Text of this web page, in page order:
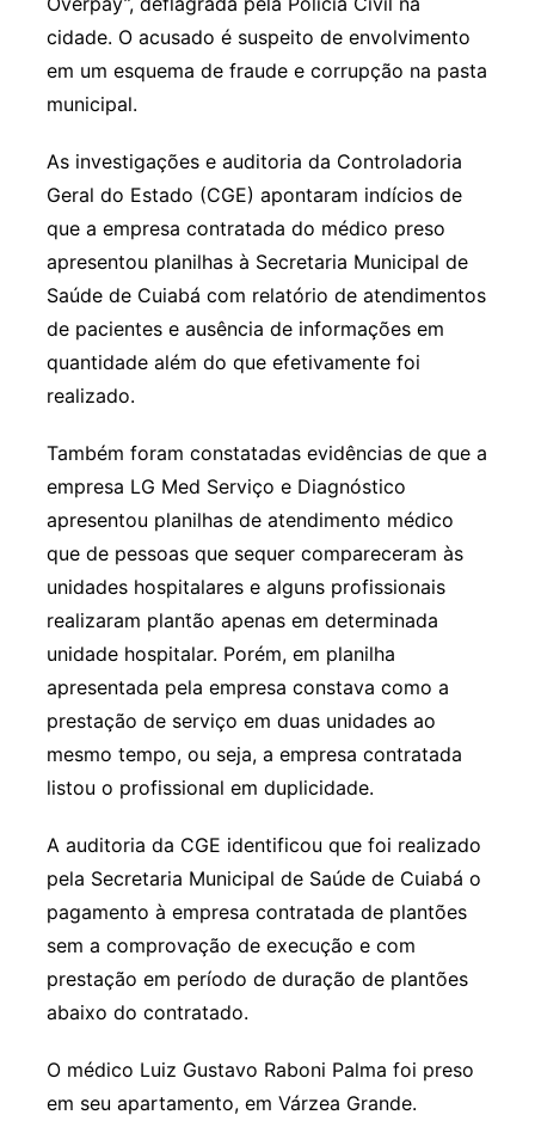
cidade. O acusado é suspeito de envolvimento
em um esquema de fraude e corrupção na pasta
municipal.
As investigações e auditoria da Controladoria
Geral do Estado (CGE) apontaram indícios de
que a empresa contratada do médico preso
apresentou planilhas à Secretaria Municipal de
Saúde de Cuiabá com relatório de atendimentos
de pacientes e ausência de informações em
quantidade além do que efetivamente foi
realizado.
Também foram constatadas evidências de que a
empresa LG Med Serviço e Diagnóstico
apresentou planilhas de atendimento médico
que de pessoas que sequer compareceram às
unidades hospitalares e alguns profissionais
realizaram plantão apenas em determinada
unidade hospitalar. Porém, em planilha
apresentada pela empresa constava como a
prestação de serviço em duas unidades ao
mesmo tempo, ou seja, a empresa contratada
listou o profissional em duplicidade.
A auditoria da CGE identificou que foi realizado
pela Secretaria Municipal de Saúde de Cuiabá o
pagamento à empresa contratada de plantões
sem a comprovação de execução e com
prestação em período de duração de plantões
abaixo do contratado.
O médico Luiz Gustavo Raboni Palma foi preso
em seu apartamento, em Várzea Grande.